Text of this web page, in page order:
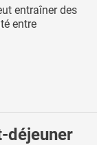
entraîner des
entre
déjeuner